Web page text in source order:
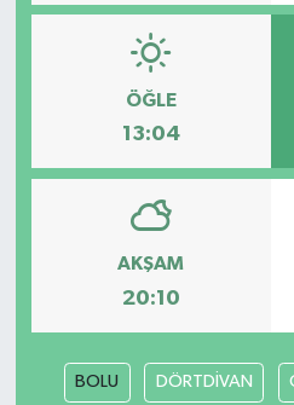
ÖĞLE
13:04
AKŞAM
20:10
BOLU DÖRTDİVAN
Oğuzlar
Ortaköy
Osmancık
Sungurlu
Uğurludağ